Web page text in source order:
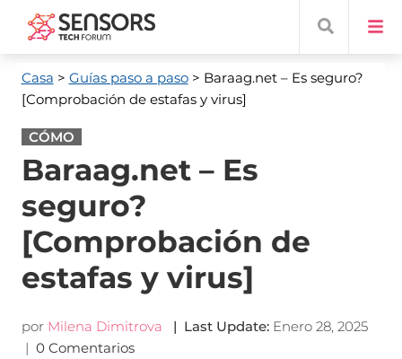
Casa > Guías paso a paso > Baraag.net– Es seguro?
[Comprobación de estafas y virus]
CÓMO
Baraag.net – Es
seguro?
[Comprobación de
estafas y virus]
por Milena Dimitrova | Last Update: Enero 28, 2025
| 0 Comentarios